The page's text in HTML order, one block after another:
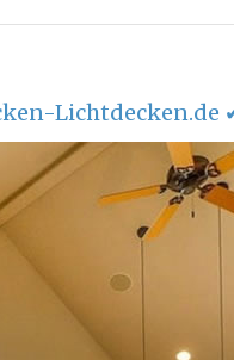
Lichtdecken.de